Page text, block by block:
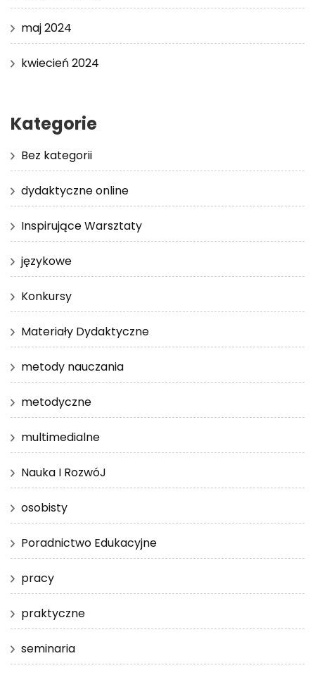
maj 2024
kwiecień 2024
Kategorie
Bez kategorii
dydaktyczne online
Inspirujące Warsztaty
językowe
Konkursy
Materiały Dydaktyczne
metody nauczania
metodyczne
multimedialne
Nauka I RozwóJ
osobisty
Poradnictwo Edukacyjne
pracy
praktyczne
seminaria